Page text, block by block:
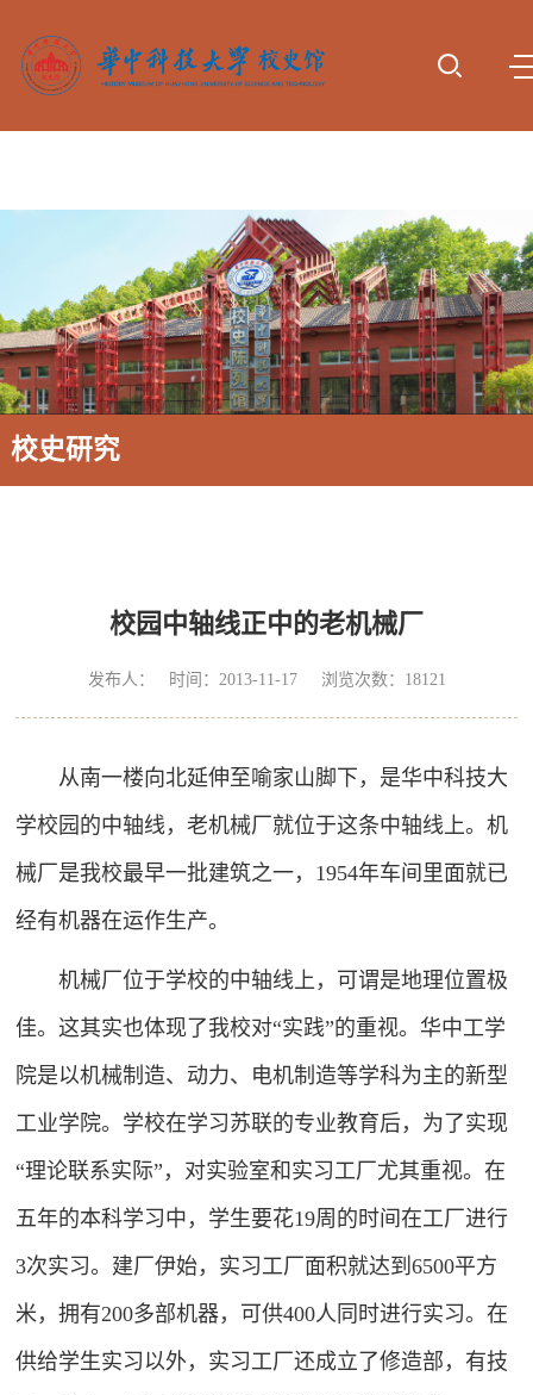
首页 参观服 专题展 动态报
校史研究
校园中轴线正中的老机械厂
发布人： 时间：2013-11-17 浏览次数： 18121
从南一楼向北延伸至喻家山脚下，是华中科技大
学校园的中轴线，老机械厂就位于这条中轴线上。机
械厂是我校最早一批建筑之一，1954年车间里面就已
经有机器在运作生产。
机械厂位于学校的中轴线上，可谓是地理位置极
佳。这其实也体现了我校对“实践”的重视。华中工学
院是以机械制造、动力、电机制造等学科为主的新型
工业学院。学校在学习苏联的专业教育后，为了实现
“理论联系实际”，对实验室和实习工厂尤其重视。在
五年的本科学习中，学生要花19周的时间在工厂进行
3次实习。建厂伊始，实习工厂面积就达到6500平方
米，拥有200多部机器，可供400人同时进行实习。在
供给学生实习以外，实习工厂还成立了修造部，有技